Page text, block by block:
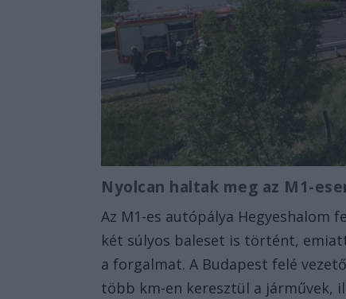
Nyolcan haltak meg az M1-
Az M1-es autópálya Hegyeshalom
két súlyos baleset is történt,
a forgalmat. A Budapest felé
több km-en keresztül a járművek,